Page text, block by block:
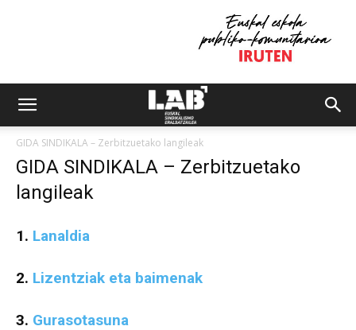
GIDA SINDIKALA – Zerbitzuetako langileak
GIDA SINDIKALA – Zerbitzuetako
langileak
1. Lanaldia
2. Lizentziak eta baimenak
3. Gurasotasuna